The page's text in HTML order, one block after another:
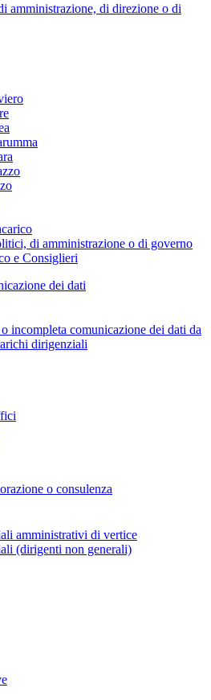
amministrazione, di direzione o di
di amministrazione o di governo
e Consiglieri
dei dati
incompleta comunicazione dei dati da
dirigenziali
o consulenza
amministrativi di vertice
(dirigenti non generali)